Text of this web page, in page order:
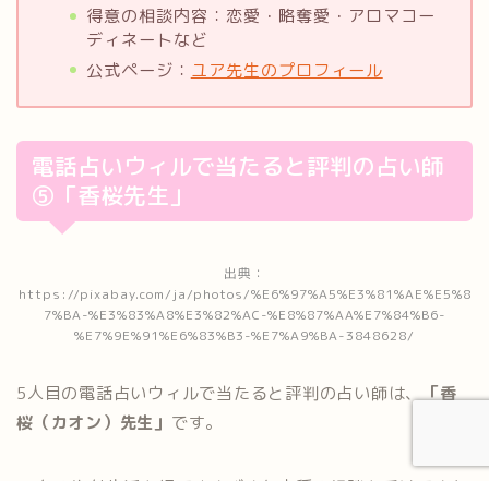
得意の相談内容：恋愛・略奪愛・アロマコー
ディネートなど
公式ページ： ユア先生のプロフィール
電話占いウィルで当たると評判の占い師
⑤「香桜先生」
出典：
https://pixabay.com/ja/photos/%E6%97%A5%E3%81%AE%E5%8
7%BA-%E3%83%A8%E3%82%AC-%E8%87%AA%E7%84%B6-
%E7%9E%91%E6%83%B3-%E7%A9%BA-3848628/
5人目の電話占いウィルで当たると評判の占い師は、「香
桜（カオン）先生」 です。